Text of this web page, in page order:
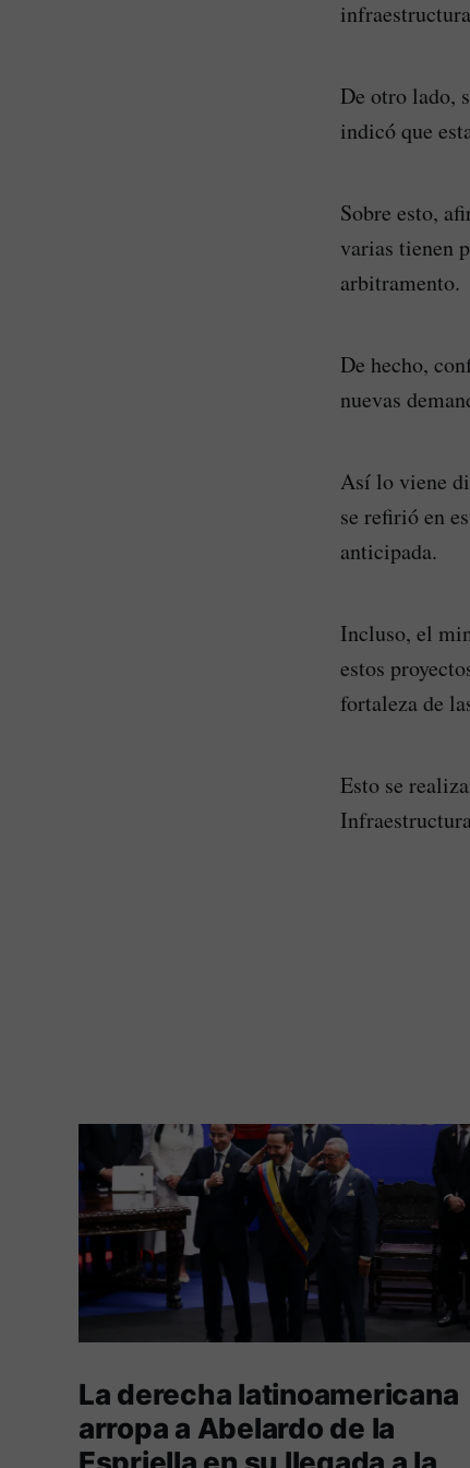
De otro lado,
indicó que
Sobre esto,
varias tienen
arbitramento.
De hecho,
nuevas
Así lo viene
se refirió en
anticipada.
Incluso, el
estos
fortaleza de
Esto se
La derecha latinoamericana
arropa a Abelardo de la